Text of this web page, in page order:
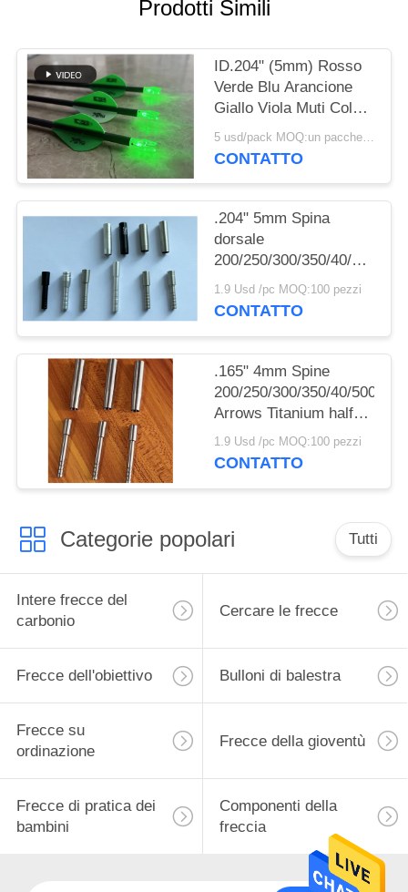
POLITICA
SULLA
PRIVACY
Prodotti Simili
ID.204" (5mm) Rosso
Verde Blu Arancione
Giallo Viola Muti Colore
Nocks a Freccia
Illuminati Con
5 usd/pack MOQ:un pacchetto
CONTATTO
.204" 5mm Spina
dorsale
200/250/300/350/40/500
Frecce spigoli a metà
1.9 Usd /pc MOQ:100 pezzi
CONTATTO
.165" 4mm Spine
200/250/300/350/40/500
Arrows Titanium half
out inserts and Collars
Sleeve
1.9 Usd /pc MOQ:100 pezzi
CONTATTO
Categorie popolari Tutti
Intere frecce del
carbonio
Cercare le frecce
Frecce dell'obiettivo Bulloni di balestra
Frecce su
ordinazione
Frecce della gioventù
Frecce di pratica dei
bambini
Componenti della
freccia